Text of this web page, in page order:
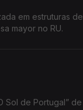
em estruturas de
mayor no RU.
Sol de Portugal” de